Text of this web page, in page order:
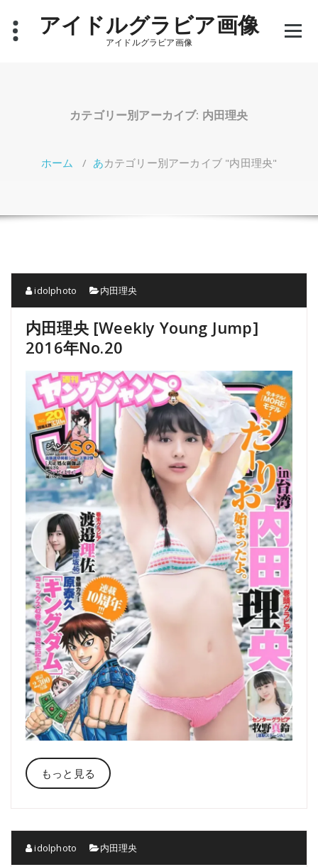
アイドルグラビア画像
アイドルグラビア画像
カテゴリー別アーカイブ: 内田理央
ホーム / あカテゴリー別アーカイブ "内田理央"
idolphoto 内田理央
内田理央 [Weekly Young Jump]
2016年No.20
もっと見る
idolphoto 内田理央